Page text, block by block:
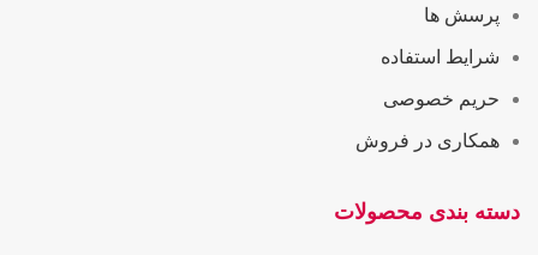
پرسش ها
شرایط استفاده
حریم خصوصی
همکاری در فروش
دسته بندی محصولات